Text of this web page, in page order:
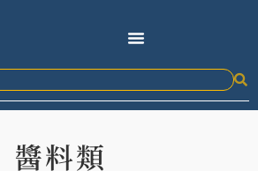
醬料類